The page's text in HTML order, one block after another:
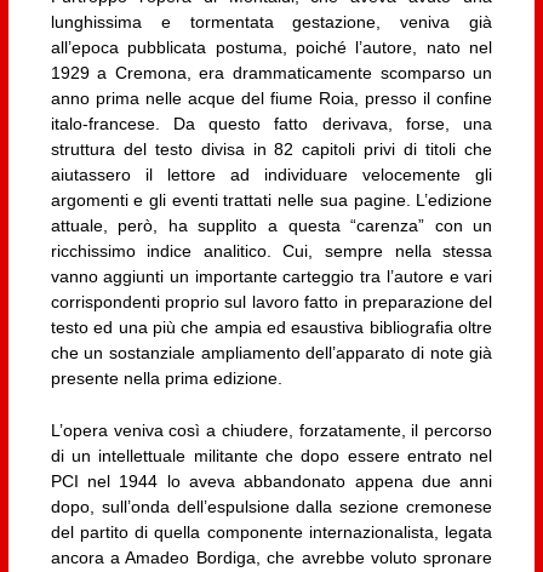
lunghissima e tormentata gestazione, veniva già
all’epoca pubblicata postuma, poiché l’autore, nato nel
1929 a Cremona, era drammaticamente scomparso un
anno prima nelle acque del fiume Roia, presso il confine
italo-francese. Da questo fatto derivava, forse, una
struttura del testo divisa in 82 capitoli privi di titoli che
aiutassero il lettore ad individuare velocemente gli
argomenti e gli eventi trattati nelle sua pagine. L’edizione
attuale, però, ha supplito a questa “carenza” con un
ricchissimo indice analitico. Cui, sempre nella stessa
vanno aggiunti un importante carteggio tra l’autore e vari
corrispondenti proprio sul lavoro fatto in preparazione del
testo ed una più che ampia ed esaustiva bibliografia oltre
che un sostanziale ampliamento dell’apparato di note già
presente nella prima edizione.
L’opera veniva così a chiudere, forzatamente, il percorso
di un intellettuale militante che dopo essere entrato nel
PCI nel 1944 lo aveva abbandonato appena due anni
dopo, sull’onda dell’espulsione dalla sezione cremonese
del partito di quella componente internazionalista, legata
ancora a Amadeo Bordiga, che avrebbe voluto spronare